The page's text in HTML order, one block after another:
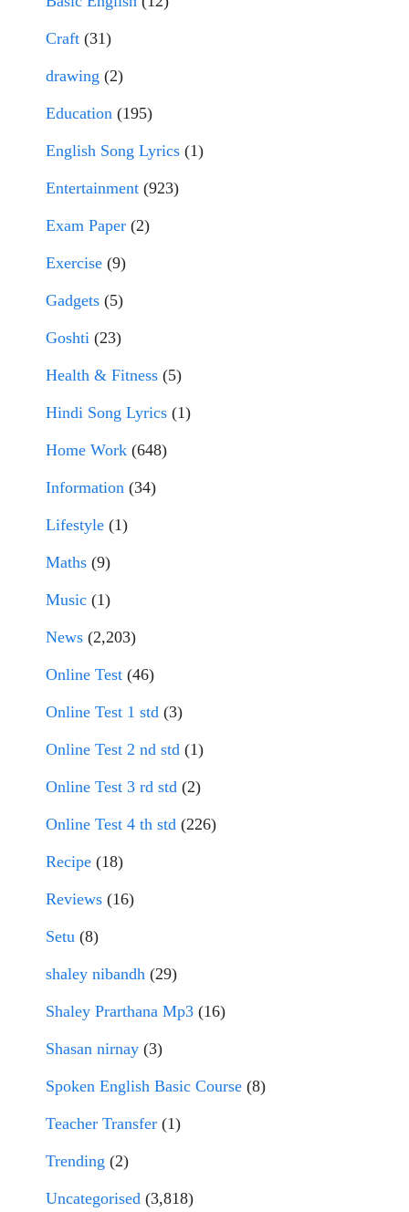
Craft (31)
drawing (2)
Education (195)
English Song Lyrics (1)
Entertainment (923)
Exam Paper (2)
Exercise (9)
Gadgets (5)
Goshti (23)
Health & Fitness (5)
Hindi Song Lyrics (1)
Home Work (648)
Information (34)
Lifestyle (1)
Maths (9)
Music (1)
News (2,203)
Online Test (46)
Online Test 1 std (3)
Online Test 2 nd std (1)
Online Test 3 rd std (2)
Online Test 4 th std (226)
Recipe (18)
Reviews (16)
Setu (8)
shaley nibandh (29)
Shaley Prarthana Mp3 (16)
Shasan nirnay (3)
Spoken English Basic Course (8)
Teacher Transfer (1)
Trending (2)
Uncategorised (3,818)